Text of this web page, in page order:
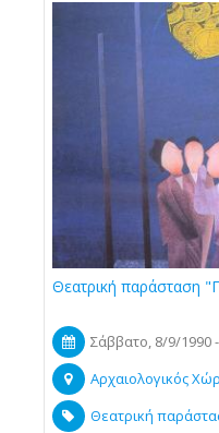
Θεατρική παράσταση
Σάββατο, 8/9/1990
Αρχαιολογικός
Θεατρική